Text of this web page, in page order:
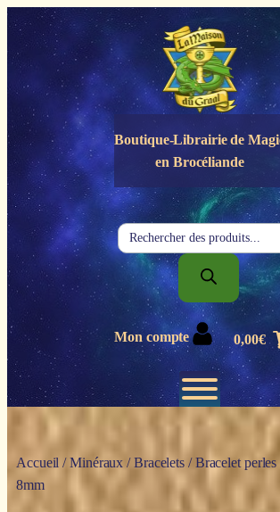
Panneau de gestion des cookies
Boutique-Librairie de
en Brocéliande
Recherche
de
produits
Mon compte 0,00€
Accueil /Minéraux /Bracelets / Bracelet
8mm